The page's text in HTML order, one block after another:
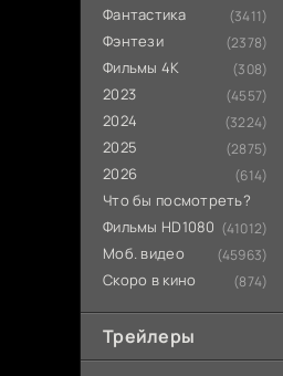
Фантастика (3411)
Фэнтези (2378)
Фильмы 4К (308)
2023 (4557)
2024 (3224)
2025 (2875)
2026 (614)
Что бы посмотреть?
Фильмы HD1080 (41012)
Моб. видео (45963)
Скоро в кино (874)
Трейлеры